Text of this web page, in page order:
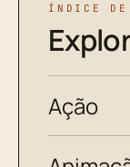
ÍNDICE DE
Ação